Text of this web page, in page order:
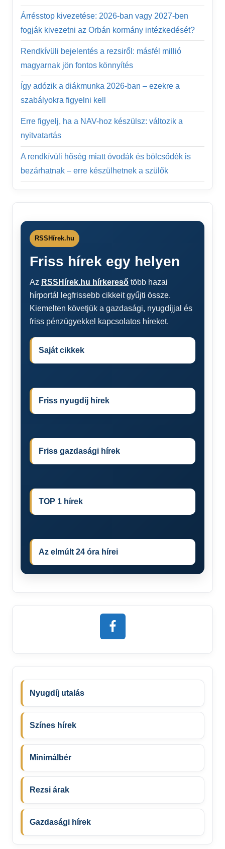
Árrésstop kivezetése: 2026-ban vagy 2027-ben
fogják kivezetni az Orbán kormány intézkedését?
Rendkívüli bejelentés a rezsiről: másfél millió
magyarnak jön fontos könnyítés
Így adózik a diákmunka 2026-ban – ezekre a
szabályokra figyelni kell
Erre figyelj, ha a NAV-hoz készülsz: változik a
nyitvatartás
A rendkívüli hőség miatt óvodák és bölcsődék is
bezárhatnak – erre készülhetnek a szülők
RSSHírek.hu
Friss hírek egy helyen
Az RSSHírek.hu hírkereső több hazai
hírportál legfrissebb cikkeit gyűjti össze.
Kiemelten követjük a gazdasági, nyugdíjjal és
friss pénzügyekkel kapcsolatos híreket.
Saját cikkek
Friss nyugdíj hírek
Friss gazdasági hírek
TOP 1 hírek
Az elmúlt 24 óra hírei
Nyugdíj utalás
Színes hírek
Minimálbér
Rezsi árak
Gazdasági hírek